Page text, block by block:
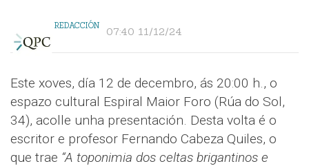
REDACCIÓN 07:40 11/12/24
Este xoves, día 12 de decembro, ás 20:00 h., o
espazo cultural Espiral Maior Foro (Rúa do Sol,
34), acolle unha presentación. Desta volta é o
escritor e profesor Fernando Cabeza Quiles, o
que trae “A toponimia dos celtas brigantinos e